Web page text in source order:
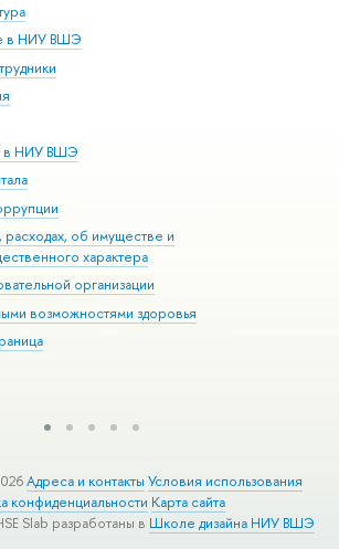
в НИУ ВШЭ
в НИУ ВШЭ
об имуществе и
характера
организации
возможностями здоровья
Адреса и контакты Условия использования
конфиденциальности Карта сайта
Slab разработаны в Школе дизайна НИУ ВШЭ